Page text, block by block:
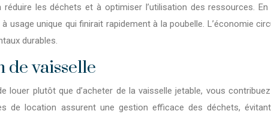
les déchets et à optimiser l’utilisation des ressources.
unique qui finirait rapidement à la poubelle. L’économie
durables.
de vaisselle
plutôt que d’acheter de la vaisselle jetable, vous
de location assurent une gestion efficace des déchets,